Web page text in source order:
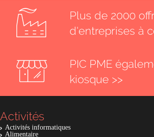
Plus de 2000
d'entreprises à
PIC PME
kiosque >>
Activités
Activités informatiques
Alimentaire